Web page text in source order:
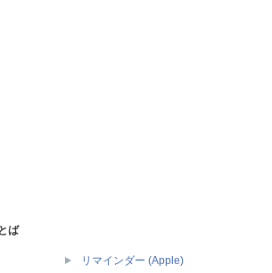
ば
リマインダー (Apple)